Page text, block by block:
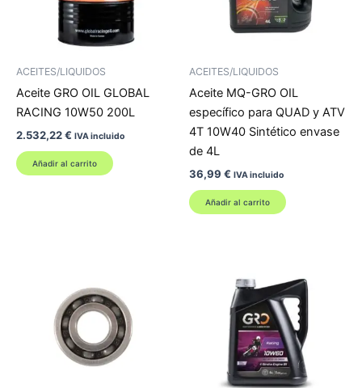
ACEITES/LIQUIDOS
Aceite GRO OIL GLOBAL
RACING 10W50 200L
2.532,22€ IVA incluido
Añadir al carrito
ACEITES/LIQUIDOS
Aceite MQ-GRO OIL
específico para QUAD y ATV
4T 10W40 Sintético envase
de 4L
36,99 € IVA incluido
Añadir al carrito